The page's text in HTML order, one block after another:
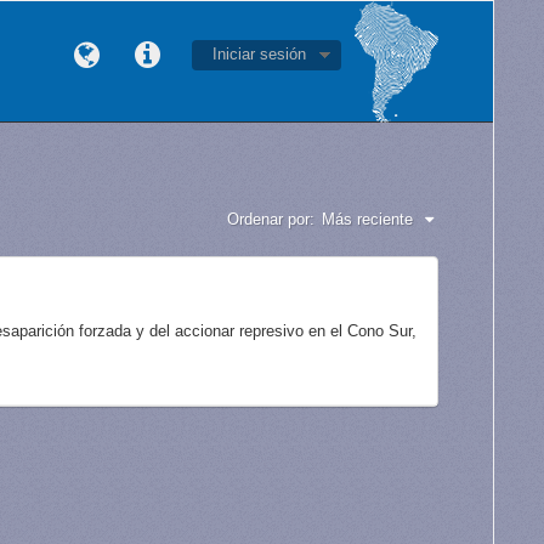
Iniciar sesión
Ordenar por: Más reciente
forzada y del accionar represivo en el Cono Sur,